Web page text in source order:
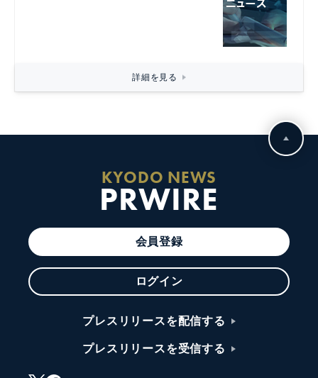
詳細を見る
KYODO NEWS
PRWIRE
会員登録
ログイン
プレスリリースを配信する
プレスリリースを受信する